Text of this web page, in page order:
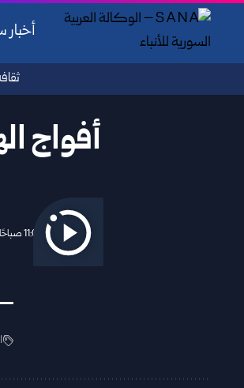
أخبار
أفواج
2025/10/21 11:09 صباحًا